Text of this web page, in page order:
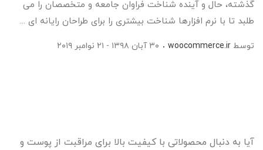
گذشته، حال و آینده شناخت فراوان جامعه و متخصصان را می
طلبد تا با نرم افزارها شناخت بیشتری را برای طراحان رایانه ای ...
توسط woocommerce.ir ۳۰ آبان ۱۳۹۸ - ۲۱ نوامبر ۲۰۱۹
آیا به دنبال محصولاتی با کیفیت بالا برای مراقبت از پوست و